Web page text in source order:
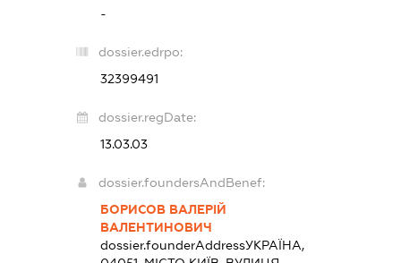
-
dossier.edrpo:
32399491
dossier.regDate:
13.03.03
dossier.foundersAndBenef:
БОРИСОВ ВАЛЕРІЙ
ВАЛЕНТИНОВИЧ
dossier.founderAddressУКРАЇНА,